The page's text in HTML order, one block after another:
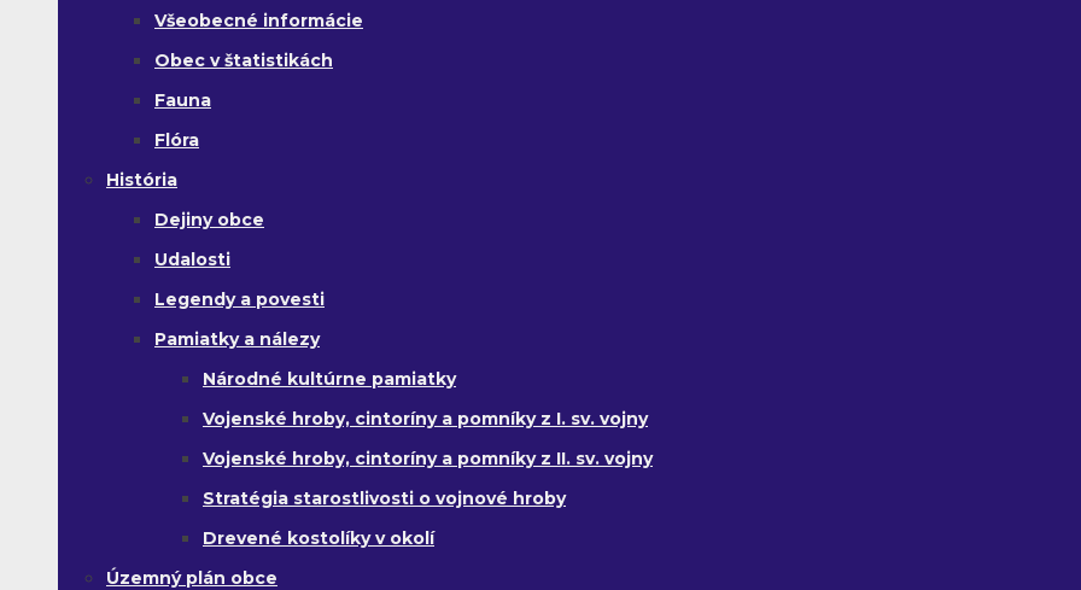
Všeobecné informácie
Obec v štatistikách
Fauna
Flóra
História
Dejiny obce
Udalosti
Legendy a povesti
Pamiatky a nálezy
Národné kultúrne pamiatky
Vojenské hroby, cintoríny a pomníky z I. sv. vojny
Vojenské hroby, cintoríny a pomníky z II. sv. vojny
Stratégia starostlivosti o vojnové hroby
Drevené kostolíky v okolí
Územný plán obce